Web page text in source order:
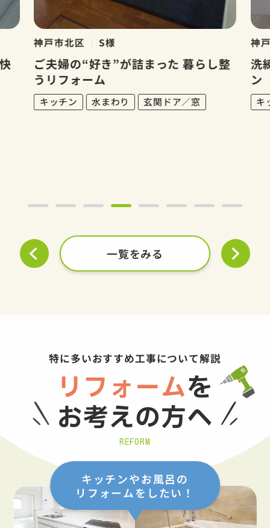
神戸市北区 S様
ご夫婦の“好き”が詰まった 暮らし整
うリフォーム
キッチン 水まわり 玄関ドア／窓
神
洗
ン
キ
一覧をみる
特に多いおすすめ工事について解説
リフォームを
お考えの方へ
REFORM
キッチンやお風呂の
リフォームをしたい！